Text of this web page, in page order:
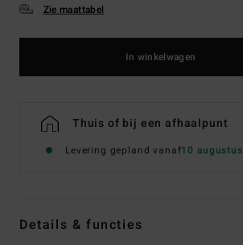
Zie maattabel
In winkelwagen
Thuis of bij een afhaalpunt
Levering gepland vanaf10 augustus
Details & functies